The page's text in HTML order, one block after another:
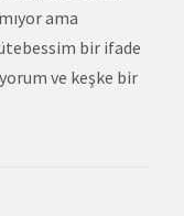
ama
bir ifade
ve keşke bir